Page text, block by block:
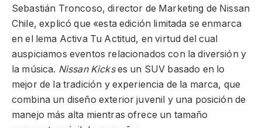
Sebastián Troncoso, director de Marketing de Nissan
Chile, explicó que «esta edición limitada se enmarca
en el lema Activa Tu Actitud, en virtud del cual
auspiciamos eventos relacionados con la diversión y
la música. Nissan Kickses un SUV basado en lo
mejor de la tradición y experiencia de la marca, que
combina un diseño exterior juvenil y una posición de
manejo más alta mientras ofrece un tamaño